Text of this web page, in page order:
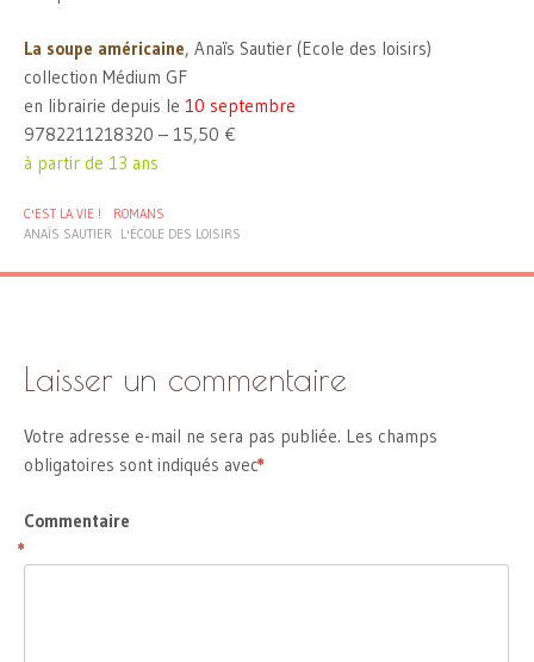
La soupe américaine, Anaïs Sautier (Ecole des loisirs)
collection Médium GF
en librairie depuis le 10 septembre
9782211218320 – 15,50 €
à partir de 13 ans
C'EST LA VIE !
ROMANS
ANAÏS SAUTIER L'ÉCOLE DES LOISIRS
Laisser un commentaire
Votre adresse e-mail ne sera pas publiée. Les champs
obligatoires sont indiqués avec
*
Commentaire
*